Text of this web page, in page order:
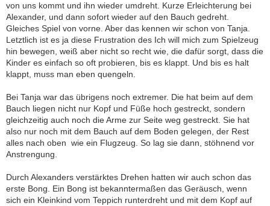
von uns kommt und ihn wieder umdreht. Kurze Erleichterung bei
Alexander, und dann sofort wieder auf den Bauch gedreht.
Gleiches Spiel von vorne. Aber das kennen wir schon von Tanja.
Letztlich ist es ja diese Frustration des Ich will mich zum Spielzeug
hin bewegen, weiß aber nicht so recht wie, die dafür sorgt, dass die
Kinder es einfach so oft probieren, bis es klappt. Und bis es halt
klappt, muss man eben quengeln.
Bei Tanja war das übrigens noch extremer. Die hat beim auf dem
Bauch liegen nicht nur Kopf und Füße hoch gestreckt, sondern
gleichzeitig auch noch die Arme zur Seite weg gestreckt. Sie hat
also nur noch mit dem Bauch auf dem Boden gelegen, der Rest
alles nach oben  wie ein Flugzeug. So lag sie dann, stöhnend vor
Anstrengung.
Durch Alexanders verstärktes Drehen hatten wir auch schon das
erste Bong. Ein Bong ist bekanntermaßen das Geräusch, wenn
sich ein Kleinkind vom Teppich runterdreht und mit dem Kopf auf